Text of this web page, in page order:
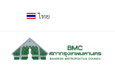
ไทย